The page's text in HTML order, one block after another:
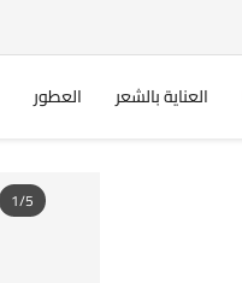
العناية بالشعر العطور
1/5